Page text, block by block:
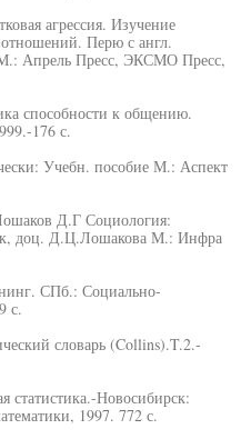
агрессия. Изучение
Перю с англ.
Апрель Пресс, ЭКСМО Пресс,
способности к общению.
176 с.
Учебн. пособие М.: Аспект
Д.Г Социология:
доц. Д.Ц.Лошакова М.: Инфра
СПб.: Социально-
с.
словарь (Collins).T.2.-
статистика.-Новосибирск:
1997. 772 с.